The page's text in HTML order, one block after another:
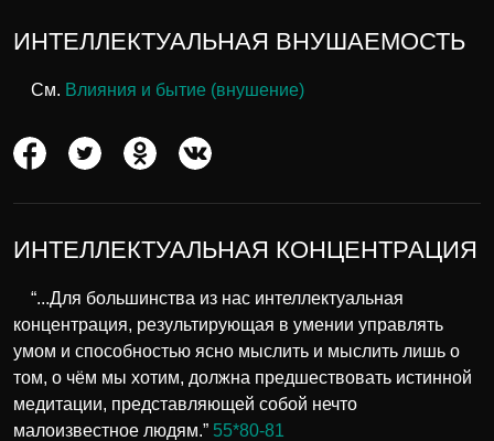
ИНТЕЛЛЕКТУАЛЬНАЯ ВНУШАЕМОСТЬ
См. Влияния и бытие (внушение)
ИНТЕЛЛЕКТУАЛЬНАЯ КОНЦЕНТРАЦИЯ
“...Для большинства из нас интеллектуальная
концентрация, результирующая в умении управлять
умом и способностью ясно мыслить и мыслить лишь о
том, о чём мы хотим, должна предшествовать истинной
медитации, представляющей собой нечто
малоизвестное людям.” 55*80-81